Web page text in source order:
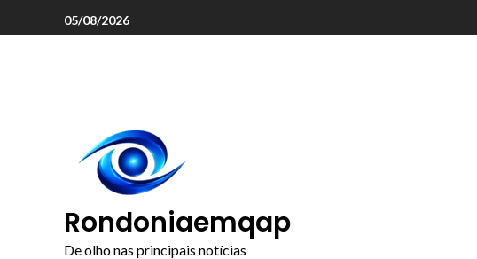
05/08/2026
Rondoniaemqap
De olho nas principais notícias